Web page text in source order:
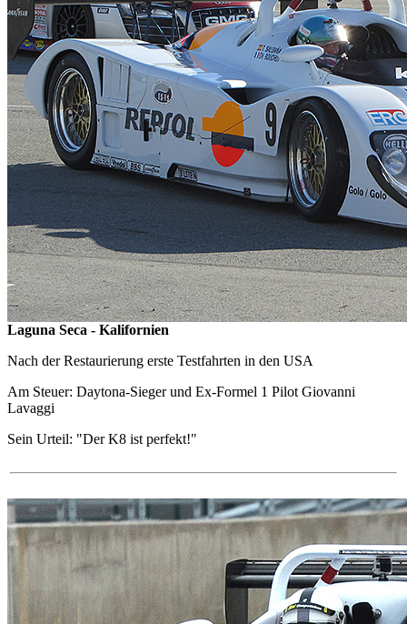
Laguna Seca - Kalifornien
Nach der Restaurierung erste Testfahrten in den USA
Am Steuer: Daytona-Sieger und Ex-Formel 1 Pilot Giovanni
Lavaggi
Sein Urteil: "Der K8 ist perfekt!"